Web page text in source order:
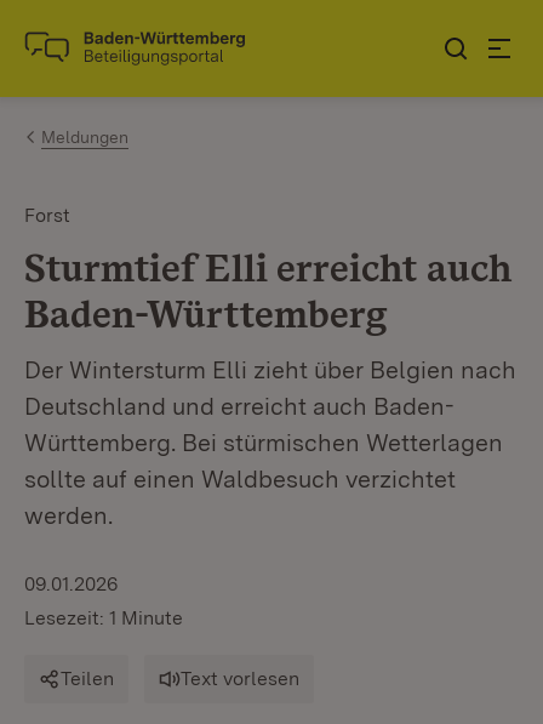
Zum Inhalt springen
Link zur Startseite
Meldungen
Forst
Sturmtief Elli erreicht auch
Baden-Württemberg
Der Wintersturm Elli zieht über Belgien nach
Deutschland und erreicht auch Baden-
Württemberg. Bei stürmischen Wetterlagen
sollte auf einen Waldbesuch verzichtet
werden.
09.01.2026
Lesezeit: 1 Minute
Teilen Text vorlesen